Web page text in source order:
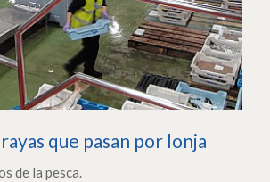
que pasan por lonja
de la pesca.